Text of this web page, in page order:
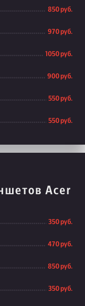
850 руб.
970 руб.
1050 руб.
900 руб.
550 руб.
550 руб.
Acer
350 руб.
470 руб.
850 руб.
350 руб.